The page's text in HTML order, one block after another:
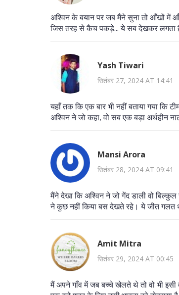
अश्विन के बयान पर जब मैंने सुना तो आँखों में
जिस तरह से कैच पकड़े... ये सब देखकर लगता
Yash Tiwari
सितंबर 27, 2024 AT 14:41
यहाँ तक कि एक बार भी नहीं बताया गया कि
अश्विन ने जो कहा, वो सब एक बड़ा अर्थहीन
Mansi Arora
सितंबर 28, 2024 AT 09:41
मैंने देखा कि अश्विन ने जो गेंद डाली वो
ने कुछ नहीं किया बस देखते रहे। ये जीत गलत
Amit Mitra
सितंबर 29, 2024 AT 00:45
मैं अपने गाँव में जब बच्चे खेलते थे तो वो भी